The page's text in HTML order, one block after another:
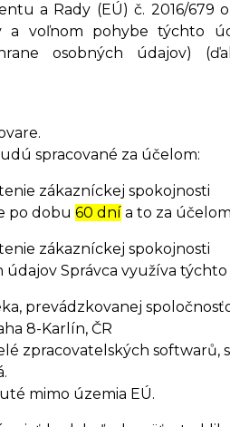
a Rady (EÚ) č. 2016/679
a voľnom pohybe týchto
osobných údajov)
spracované za účelom:
zákazníckej spokojnosti
po dobu 60 dní a to za
zákazníckej spokojnosti
Správca využíva týchto
prevádzkovanej
8-Karlín, ČR
zpracovatelských softwarů,
mimo územia EÚ.